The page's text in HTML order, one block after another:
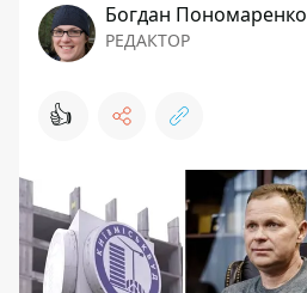
Богдан Пономаренко
РЕДАКТОР
👍